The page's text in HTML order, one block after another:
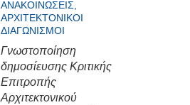
ΑΝΑΚΟΙΝΏΣΕΙΣ,
ΑΡΧΙΤΕΚΤΟΝΙΚΟΊ
ΔΙΑΓΩΝΙΣΜΟΊ
Γνωστοποίηση
δημοσίευσης Κριτικής
Επιτροπής
Αρχιτεκτονικού